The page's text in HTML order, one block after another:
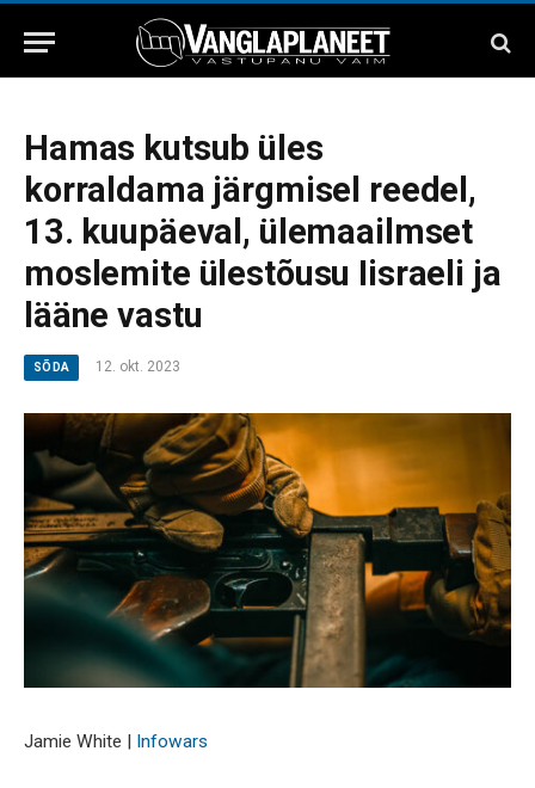
Hamas kutsub üles
korraldama järgmisel reedel,
13. kuupäeval, ülemaailmset
moslemite ülestõusu Iisraeli ja
lääne vastu
SÕDA 12. okt. 2023
Jamie White | Infowars